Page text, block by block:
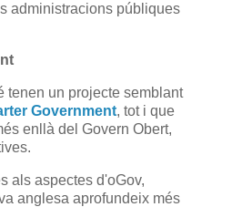
administracions públiques
tenen un projecte semblant
Government, tot i que
enllà del Govern Obert,
als aspectes d'oGov,
anglesa aprofundeix més